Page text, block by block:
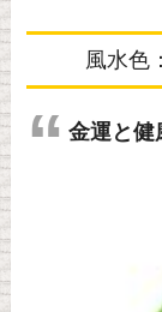
風水色
金運と健